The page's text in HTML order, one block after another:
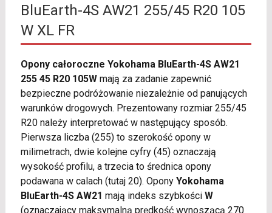
BluEarth-4S AW21 255/45 R20 105
W XL FR
Opony całoroczne Yokohama BluEarth-4S AW21
255 45 R20 105Wmają za zadanie zapewnić
bezpieczne podróżowanie niezależnie od panujących
warunków drogowych. Prezentowany rozmiar 255/45
R20 należy interpretować w następujący sposób.
Pierwsza liczba (255) to szerokość opony w
milimetrach, dwie kolejne cyfry (45) oznaczają
wysokość profilu, a trzecia to średnica opony
podawana w calach (tutaj 20). Opony Yokohama
BluEarth-4S AW21 mają indeks szybkości W
(oznaczający maksymalną prędkość wynoszącą 270